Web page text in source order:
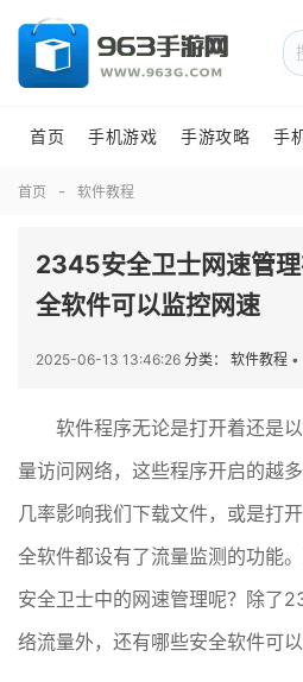
首页 手机游戏 手游攻略 手
首页 软件教程
2345安全卫士网速管
全软件可以监控网速
2025-06-13 13:46:26 分类： 软件教程 •
软件程序无论是打开着还是
量访问网络，这些程序开启的越
几率影响我们下载文件，或是打
全软件都设有了流量监测的功能
安全卫士中的网速管理呢？除了
络流量外，还有哪些安全软件可